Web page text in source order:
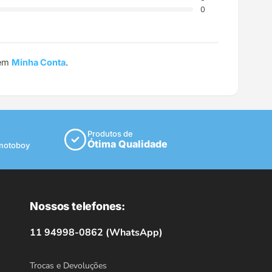
0
Minha Conta.
Produtos de
Ótima Qualidade
Nossos telefones:
11 94998-0862 (WhatsApp)
Trocas e Devoluções